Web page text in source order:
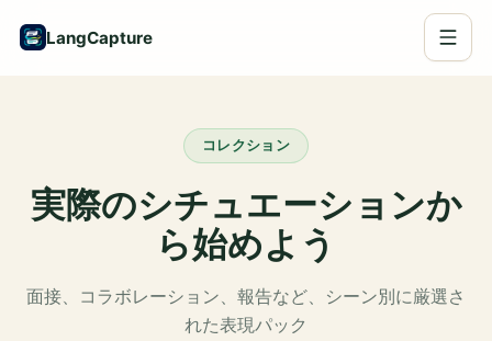
LangCapture
コレクション
実際のシチュエーションか
ら始めよう
面接、コラボレーション、報告など、シーン別に厳選さ
れた表現パック